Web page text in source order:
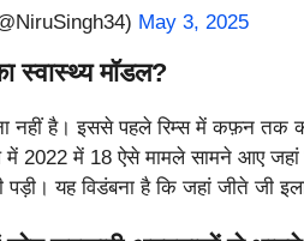
May 3, 2025
स्वास्थ्य मॉडल?
नहीं है। इससे पहले रिम्स में कफ़न तक
में 2022 में 18 ऐसे मामले सामने आए
यह विडंबना है कि जहां जीते जी